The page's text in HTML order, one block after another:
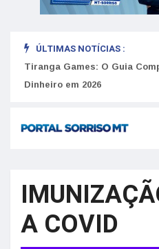
ÚLTIMAS NOTÍCIAS :
Tiranga Games: O Guia
Dinheiro em 2026
A COVID